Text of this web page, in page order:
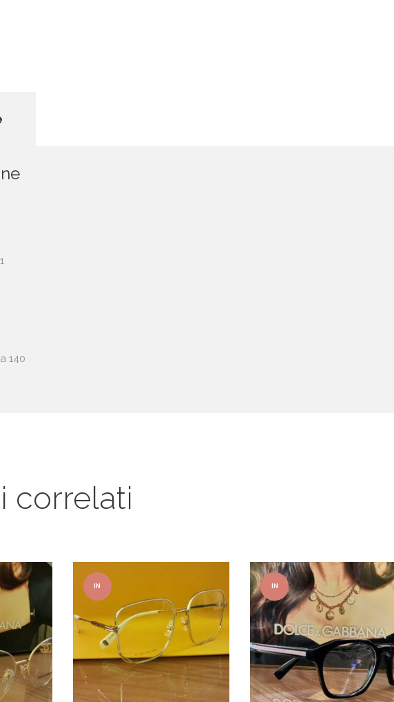
140
correlati
IN
TA!
IN
OFFER
TA!